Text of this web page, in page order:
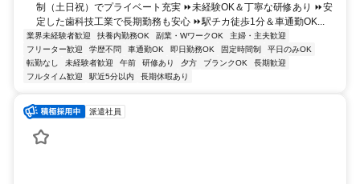
制（土日祝）でプライベート充実 ⏩未経験OK＆丁寧な研修あり ⏩安
定した歯科技工業で長期勤務も安心 ⏩駅チカ徒歩1分＆車通勤OK...
業界未経験者歓迎 扶養内勤務OK 副業・WワークOK
主婦・主夫歓迎
フリーター歓迎
学歴不問 車通勤OK 即日勤務OK 固定時間制
平日のみOK
転勤なし
未経験者歓迎 午前 研修あり 夕方 ブランクOK
長期歓迎
フルタイム歓迎
駅近5分以内 長期休暇あり
派遣社員